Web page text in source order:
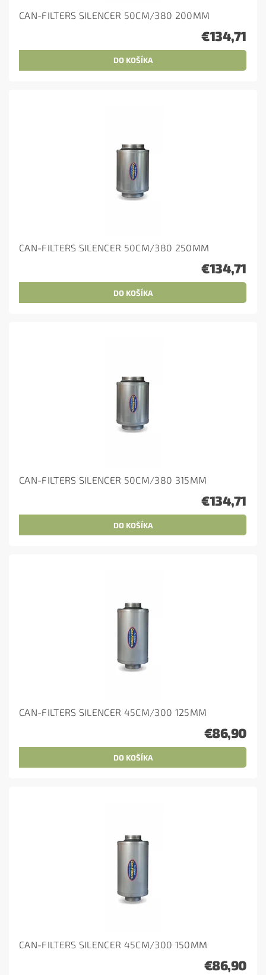
CAN-FILTERS SILENCER 50CM/380 200MM
€134,71
CAN-FILTERS SILENCER 50CM/380 250MM
€134,71
CAN-FILTERS SILENCER 50CM/380 315MM
€134,71
CAN-FILTERS SILENCER 45CM/300 125MM
€86,90
CAN-FILTERS SILENCER 45CM/300 150MM
€86,90